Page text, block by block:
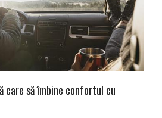
care să îmbine confortul cu